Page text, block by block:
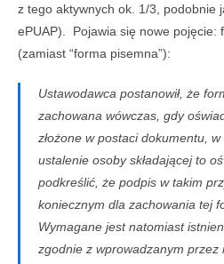
z tego aktywnych ok. 1/3, podobnie
ePUAP). Pojawia się nowe pojęcie:
(zamiast “forma pisemna”):
Ustawodawca postanowił, że
zachowana wówczas, gdy
złożone w postaci dokumentu,
ustalenie osoby składającej to
podkreślić, że podpis w takim
koniecznym dla zachowania tej
Wymagane jest natomiast
zgodnie z wprowadzanym przez